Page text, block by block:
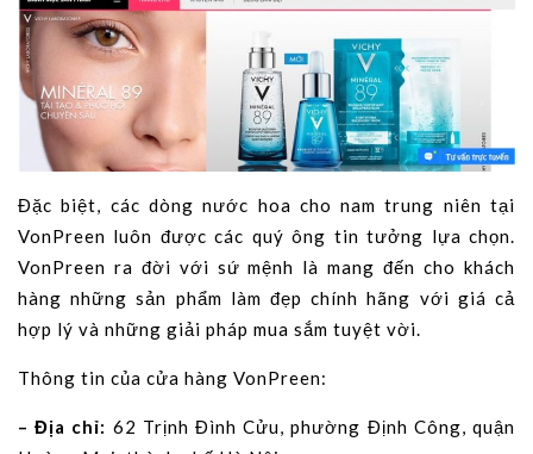
Đặc biệt, các dòng nước hoa cho nam trung niên tại
VonPreen luôn được các quý ông tin tưởng lựa chọn.
VonPreen ra đời với sứ mệnh là mang đến cho khách
hàng những sản phẩm làm đẹp chính hãng với giá cả
hợp lý và những giải pháp mua sắm tuyệt vời.
Thông tin của cửa hàng VonPreen:
– Địa chỉ: 62 Trịnh Đình Cửu, phường Định Công, quận